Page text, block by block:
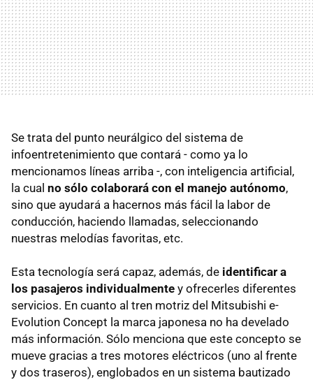
Se trata del punto neurálgico del sistema de
infoentretenimiento que contará - como ya lo
mencionamos líneas arriba -, con inteligencia artificial,
la cual no sólo colaborará con el manejo autónomo,
sino que ayudará a hacernos más fácil la labor de
conducción, haciendo llamadas, seleccionando
nuestras melodías favoritas, etc.
Esta tecnología será capaz, además, de identificar a
los pasajeros individualmente y ofrecerles diferentes
servicios. En cuanto al tren motriz del Mitsubishi e-
Evolution Concept la marca japonesa no ha develado
más información. Sólo menciona que este concepto se
mueve gracias a tres motores eléctricos (uno al frente
y dos traseros), englobados en un sistema bautizado